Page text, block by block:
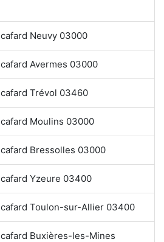
Neuvy 03000
Avermes 03000
Trévol 03460
Moulins 03000
Bressolles 03000
Yzeure 03400
Toulon-sur-Allier 03400
Buxières-les-Mines